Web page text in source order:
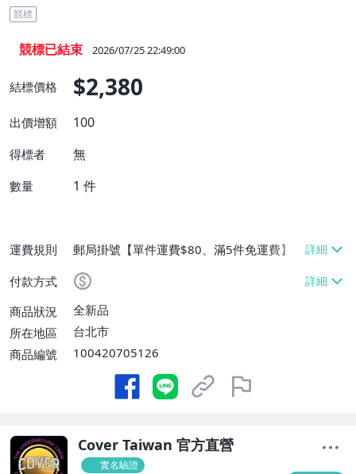
競標
競標已結束 2026/07/25 22:49:00
結標價格 $2,380
出價增額 100
得標者 無
數量 1 件
運費規則
郵局掛號【單件運費$80、滿5件免運費】
付款方式
商品狀況
全新品
所在地區
台北市
商品編號
100420705126
Cover Taiwan 官方直營
實名驗證